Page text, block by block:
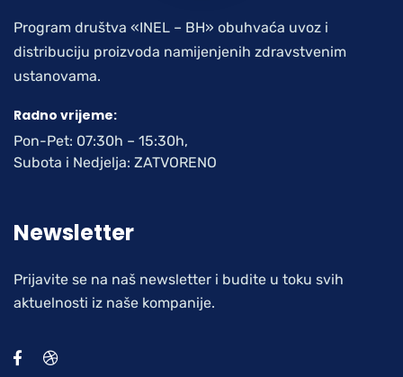
Program društva «INEL – BH» obuhvaća uvoz i
distribuciju proizvoda namijenjenih zdravstvenim
ustanovama.
Radno vrijeme:
Pon-Pet: 07:30h – 15:30h,
Subota i Nedjelja: ZATVORENO
Newsletter
Prijavite se na naš newsletter i budite u toku svih
aktuelnosti iz naše kompanije.